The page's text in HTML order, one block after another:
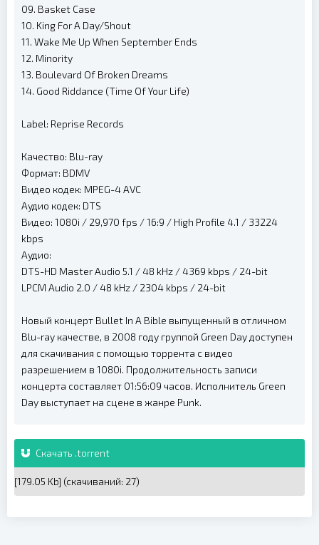
09. Basket Case
10. King For A Day/Shout
11. Wake Me Up When September Ends
12. Minority
13. Boulevard Of Broken Dreams
14. Good Riddance (Time Of Your Life)
Label: Reprise Records
Качество: Blu-ray
Формат: BDMV
Видео кодек: MPEG-4 AVC
Аудио кодек: DTS
Видео: 1080i / 29,970 fps / 16:9 / High Profile 4.1 / 33224
kbps
Аудио:
DTS-HD Master Audio 5.1 / 48 kHz / 4369 kbps / 24-bit
LPCM Audio 2.0 / 48 kHz / 2304 kbps / 24-bit
Новый концерт Bullet In A Bible выпущенный в отличном
Blu-ray качестве, в 2008 году группой Green Day доступен
для скачивания с помощью торрента с видео
разрешением в 1080i. Продолжительность записи
концерта составляет 01:56:09 часов. Исполнитель Green
Day выступает на сцене в жанре Punk.
Скачать .torrent
[179.05 Kb] (cкачиваний: 27)